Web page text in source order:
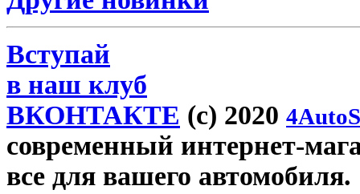
Вступай
в наш клуб
ВКОНТАКТЕ (c) 2020
современный интернет-
все для вашего автомобиля.